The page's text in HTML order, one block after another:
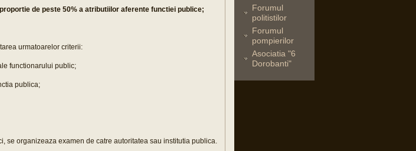
de peste 50% a atributiilor aferente functiei publice;
urmatoarelor criterii:
functionarului public;
publica;
se organizeaza examen de catre autoritatea sau institutia publica.
Forumul
politistilor
Forumul
pompierilor
Asociatia "6
Dorobanti"